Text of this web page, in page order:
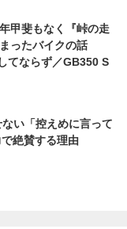
甲斐もなく『峠の走
ったバイクの話
てならず／GB350 S
】
い「控えめに言って
絶賛する理由